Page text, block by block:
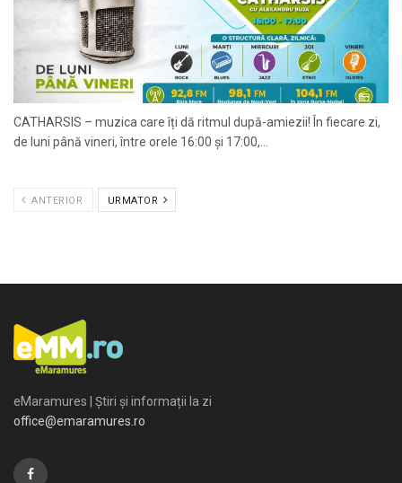
CATHARSIS – muzica care îți dă ritmul după-amiezii! În fiecare zi,
de luni până vineri, între orele 16:00 și 17:00,...
ANTERIOR URMATOR
eMaramures | Știri și informații la zi
office@emaramures.ro